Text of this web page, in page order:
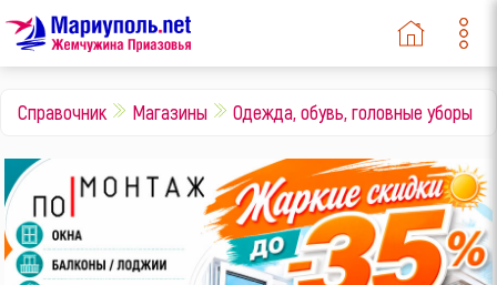
Справочник Магазины Одежда, обувь, головные уборы